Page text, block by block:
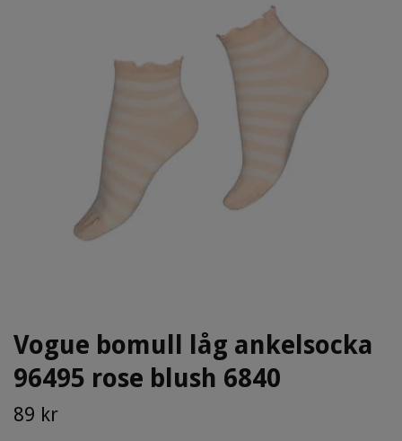
Vogue bomull låg ankelsocka
96495 rose blush 6840
89 kr